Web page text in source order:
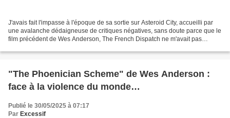
J'avais fait l'impasse à l'époque de sa sortie sur Asteroid City, accueilli par
une avalanche dédaigneuse de critiques négatives, sans doute parce que le
film précédent de Wes Anderson, The French Dispatch ne m'avait pas
"The Phoenician Scheme" de Wes Anderson :
face à la violence du monde…
Publié le 30/05/2025 à 07:17
Par Excessif